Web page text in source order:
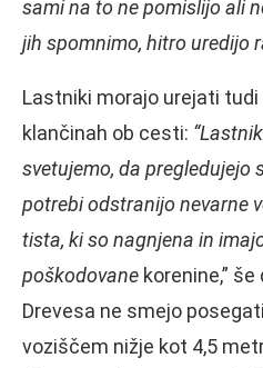
sami na to ne pomislijo ali
jih spomnimo, hitro uredijo
Lastniki morajo urejati tudi
klančinah ob cesti:
svetujemo, da pregledujejo
potrebi odstranijo nevarne
tista, ki so nagnjena in
poškodovane korenine,”
Drevesa ne smejo
voziščem nižje kot 4,5